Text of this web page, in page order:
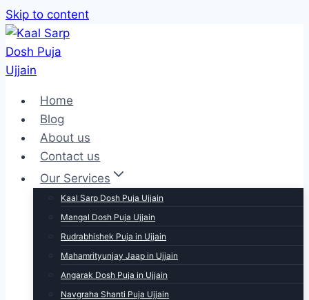
Skip to content
Home
Blog
About us
Contact us
Our Services
Kaal Sarp Dosh Puja Ujjain
Mangal Dosh Puja Ujjain
Rudrabhishek Puja in Ujjain
Mahamrityunjay Jaap in Ujjain
Angarak Dosh Puja in Ujjain
Navgraha Shanti Puja Ujjain